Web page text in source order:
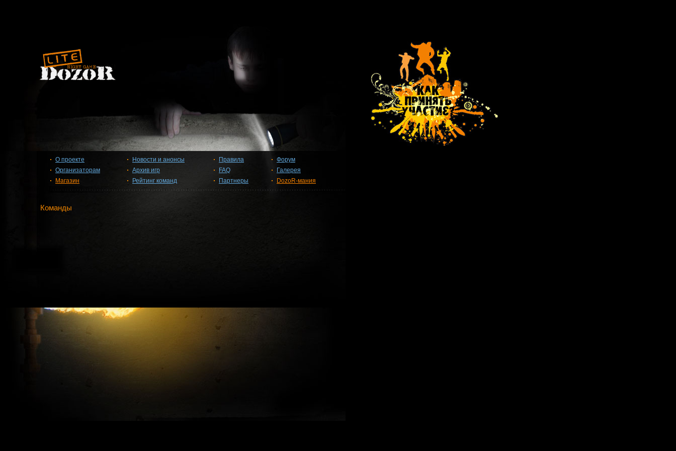
О проекте
Организаторам
Магазин
Новости и анонсы
Архив игр
Рейтинг команд
Правила
FAQ
Партнеры
Форум
Галерея
DozoR-мания
Команды